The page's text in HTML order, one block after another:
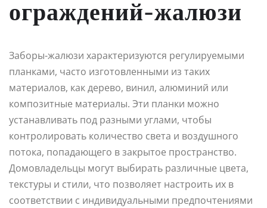
ограждений-жалюзи
Заборы-жалюзи характеризуются регулируемыми
планками, часто изготовленными из таких
материалов, как дерево, винил, алюминий или
композитные материалы. Эти планки можно
устанавливать под разными углами, чтобы
контролировать количество света и воздушного
потока, попадающего в закрытое пространство.
Домовладельцы могут выбирать различные цвета,
текстуры и стили, что позволяет настроить их в
соответствии с индивидуальными предпочтениями